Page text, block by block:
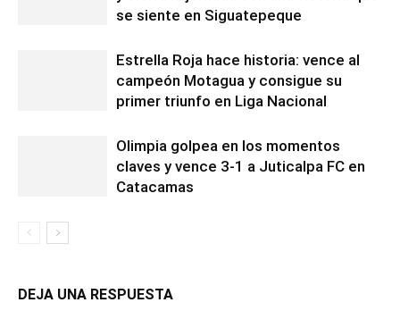
se siente en Siguatepeque
Estrella Roja hace historia: vence al
campeón Motagua y consigue su
primer triunfo en Liga Nacional
Olimpia golpea en los momentos
claves y vence 3-1 a Juticalpa FC en
Catacamas
DEJA UNA RESPUESTA